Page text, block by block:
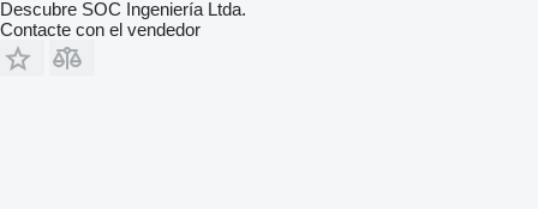
Descubre SOC Ingeniería Ltda.
Contacte con el vendedor